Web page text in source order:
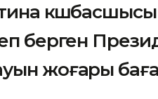
берген
жоғары